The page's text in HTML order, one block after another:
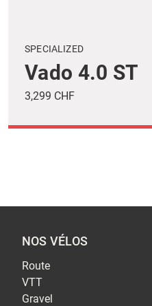
SPECIALIZED
Vado 4.0 ST
3,299 CHF
NOS VÉLOS
Route
VTT
Gravel